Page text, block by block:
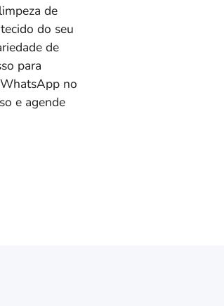
de
do seu
de
para
no
e agende